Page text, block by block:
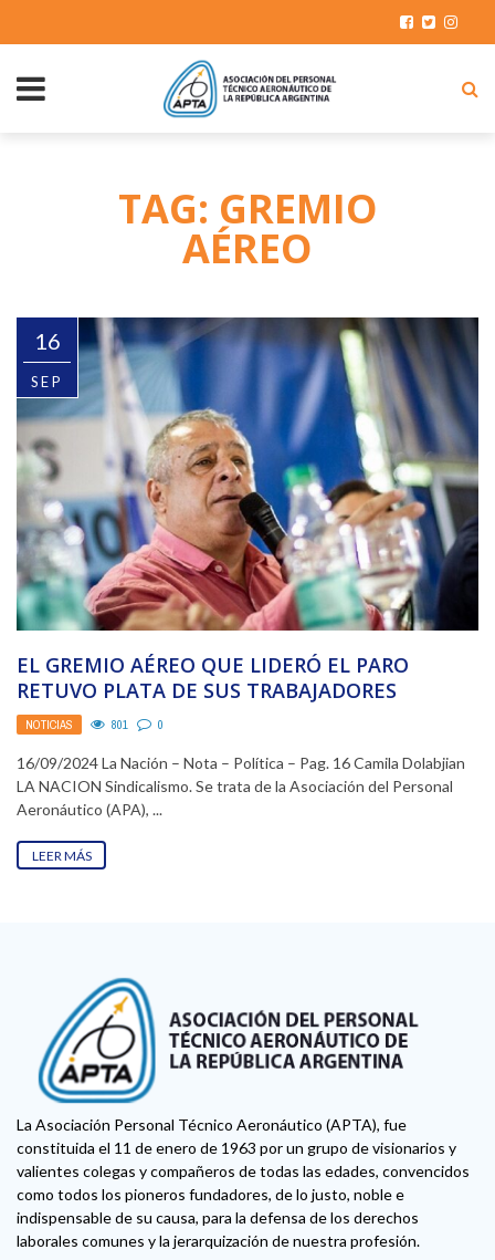
TAG: GREMIO
AÉREO
16
SEP
EL GREMIO AÉREO QUE LIDERÓ EL PARO
RETUVO PLATA DE SUS TRABAJADORES
NOTICIAS 801 0
16/09/2024 La Nación – Nota – Política – Pag. 16 Camila Dolabjian
LA NACION Sindicalismo. Se trata de la Asociación del Personal
Aeronáutico (APA), ...
LEER MÁS
La Asociación Personal Técnico Aeronáutico (APTA), fue
constituida el 11 de enero de 1963 por un grupo de visionarios y
valientes colegas y compañeros de todas las edades, convencidos
como todos los pioneros fundadores, de lo justo, noble e
indispensable de su causa, para la defensa de los derechos
laborales comunes y la jerarquización de nuestra profesión.